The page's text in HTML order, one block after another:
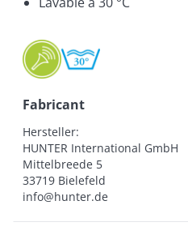
Fabricant
Hersteller:
HUNTER International GmbH
Mittelbreede 5
33719 Bielefeld
info@hunter.de